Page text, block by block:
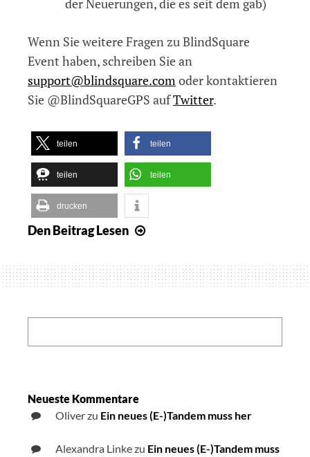
Wenn Sie weitere Fragen zu BlindSquare
Event haben, schreiben Sie an
support@blindsquare.com oder kontaktieren
Sie @BlindSquareGPS aufTwitter.
teilen teilen
teilen teilen
drucken
Den BeitragLesen
für
die
City
2014
Neueste Kommentare
Oliverzu Ein neues (E-)Tandem muss her
Alexandra Linkezu Ein neues (E-)Tandem muss